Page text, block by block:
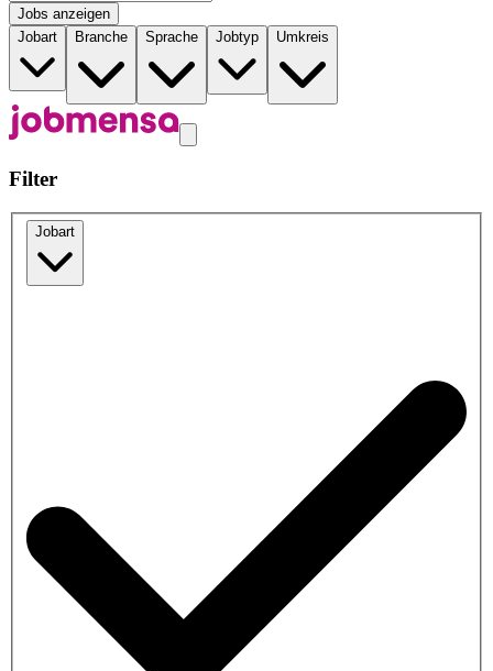
Jobs anzeigen
Jobart
Branche Sprache Jobtyp Umkreis
Filter
Jobart